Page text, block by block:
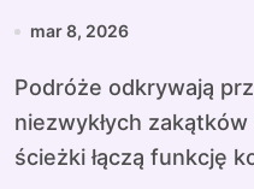
mar 8, 2026
Podróże odkrywają przed nami najbardziej
niezwykłych
ścieżki łączą funkcję